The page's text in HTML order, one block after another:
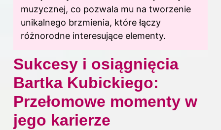
muzycznej, co pozwala mu na tworzenie
unikalnego brzmienia, które łączy
różnorodne interesujące elementy.
Sukcesy i osiągnięcia
Bartka Kubickiego:
Przełomowe momenty w
jego karierze